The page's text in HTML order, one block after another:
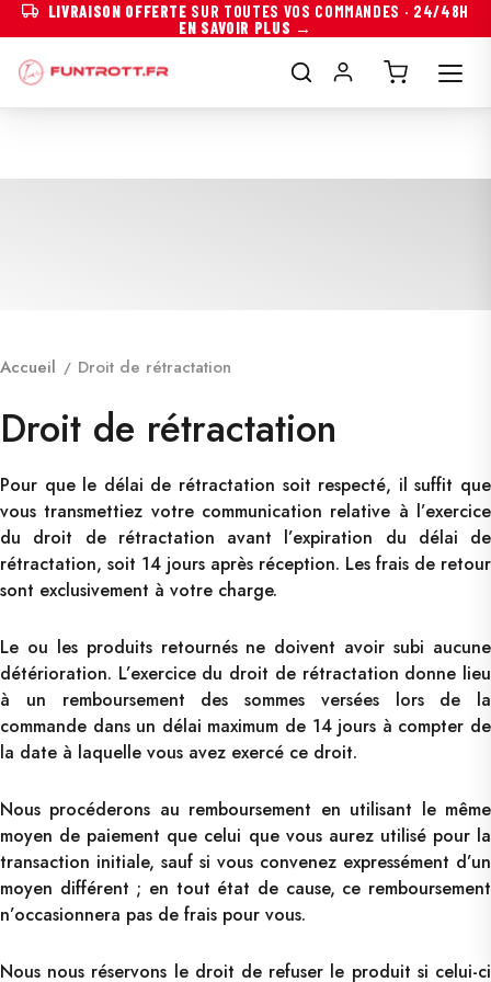
LIVRAISON OFFERTE SUR TOUTES VOS COMMANDES · 24/48H
EN SAVOIR PLUS →
Accueil Droit de rétractation
Droit de rétractation
Pour que le délai de rétractation soit respecté, il suffit que
vous transmettiez votre communication relative à l’exercice
du droit de rétractation avant l’expiration du délai de
rétractation, soit 14 jours après réception. Les frais de retour
sont exclusivement à votre charge.
Le ou les produits retournés ne doivent avoir subi aucune
détérioration. L’exercice du droit de rétractation donne lieu
à un remboursement des sommes versées lors de la
commande dans un délai maximum de 14 jours à compter de
la date à laquelle vous avez exercé ce droit.
Nous procéderons au remboursement en utilisant le même
moyen de paiement que celui que vous aurez utilisé pour la
transaction initiale, sauf si vous convenez expressément d’un
moyen différent ; en tout état de cause, ce remboursement
n’occasionnera pas de frais pour vous.
Nous nous réservons le droit de refuser le produit si celui-ci